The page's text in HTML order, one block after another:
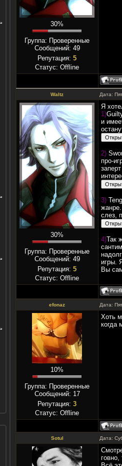
30%
Группа: Проверенные
Сообщений: 49
Репутация: 5
Статус: Offline
Waltz Дата:
30%
Группа: Проверенные
Сообщений: 49
Репутация: 5
Статус: Offline
Я
1)
и
2)
про-
3)
слез,
4)Так
игры.
Вы
efonaz Дата:
10%
Группа: Проверенные
Сообщений: 17
Репутация: 3
Статус: Offline
Хоть
когда
Sotul Дата: